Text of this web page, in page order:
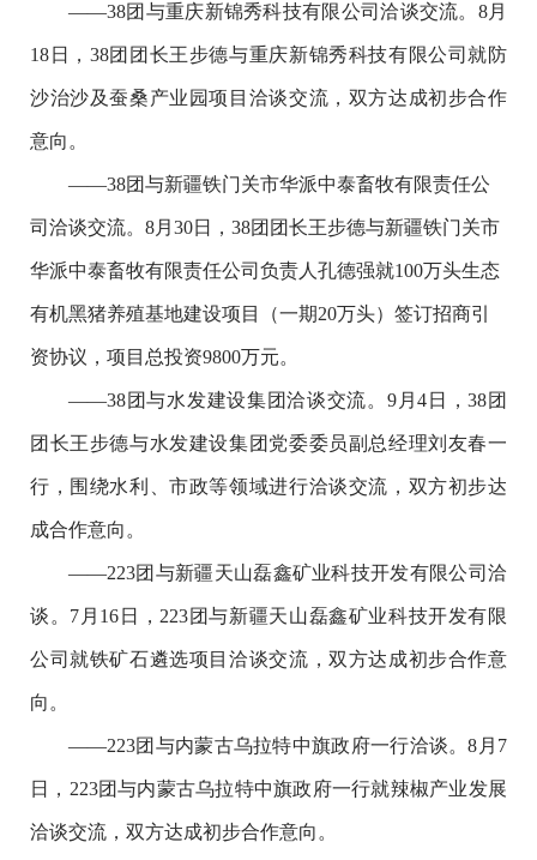
——38团与重庆新锦秀科技有限公司洽谈交流。8月
18日，38团团长王步德与重庆新锦秀科技有限公司就防
沙治沙及蚕桑产业园项目洽谈交流，双方达成初步合作
意向。
——38团与新疆铁门关市华派中泰畜牧有限责任公
司洽谈交流。8月30日，38团团长王步德与新疆铁门关市
华派中泰畜牧有限责任公司负责人孔德强就100万头生态
有机黑猪养殖基地建设项目（一期20万头）签订招商引
资协议，项目总投资9800万元。
——38团与水发建设集团洽谈交流。9月4日，38团
团长王步德与水发建设集团党委委员副总经理刘友春一
行，围绕水利、市政等领域进行洽谈交流，双方初步达
成合作意向。
——223团与新疆天山磊鑫矿业科技开发有限公司洽
谈。7月16日，223团与新疆天山磊鑫矿业科技开发有限
公司就铁矿石遴选项目洽谈交流，双方达成初步合作意
向。
——223团与内蒙古乌拉特中旗政府一行洽谈。8月7
日，223团与内蒙古乌拉特中旗政府一行就辣椒产业发展
洽谈交流，双方达成初步合作意向。